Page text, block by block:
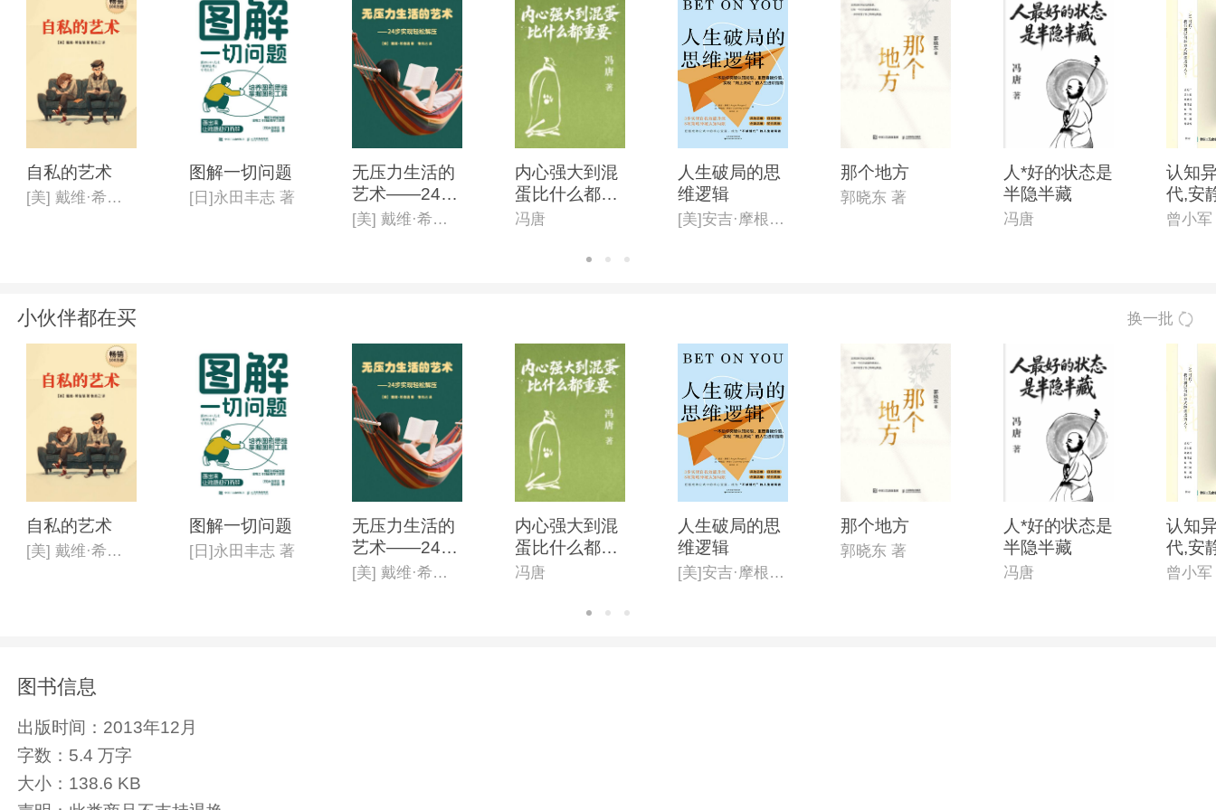
自私的艺术
[美] 戴维·希伯瑞
图解一切问题
[日]永田丰志 著
无压力生活的
艺术——24步
实现轻松解压
[美] 戴维·希伯瑞
内心强大到混
蛋比什么都重
要
冯唐
人生破局的思
维逻辑
[美]安吉·摩根,[美]考特尼·林奇
那个地方
郭晓东 著
人*好的状态是
半隐半藏
冯唐
认知
代,安
觉醒
曾小军
小伙伴都在买 换一批
自私的艺术
[美] 戴维·希伯瑞
图解一切问题
[日]永田丰志 著
无压力生活的
艺术——24步
实现轻松解压
[美] 戴维·希伯瑞
内心强大到混
蛋比什么都重
要
冯唐
人生破局的思
维逻辑
[美]安吉·摩根,[美]考特尼·林奇
那个地方
郭晓东 著
人*好的状态是
半隐半藏
冯唐
认知
代,安
觉醒
曾小军
图书信息
出版时间： 2013年12月
字数： 5.4 万字
大小： 138.6 KB